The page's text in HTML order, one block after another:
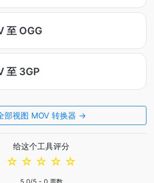
至 OGG
至 3GP
部视图 MOV 转换器 →
给这个工具评分
☆
☆
☆
☆
☆